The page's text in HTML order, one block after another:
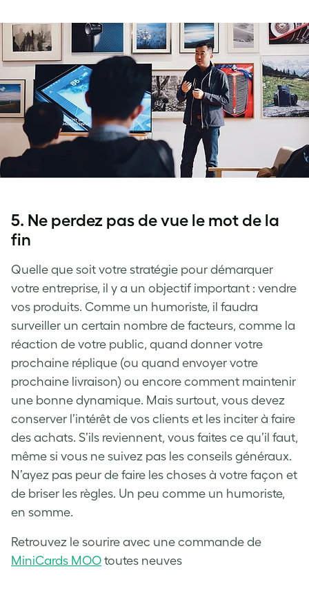
5. Ne perdez pas de vue le mot de la
fin
Quelle que soit votre stratégie pour démarquer
votre entreprise, il y a un objectif important : vendre
vos produits. Comme un humoriste, il faudra
surveiller un certain nombre de facteurs, comme la
réaction de votre public, quand donner votre
prochaine réplique (ou quand envoyer votre
prochaine livraison) ou encore comment maintenir
une bonne dynamique. Mais surtout, vous devez
conserver l’intérêt de vos clients et les inciter à faire
des achats. S’ils reviennent, vous faites ce qu’il faut,
même si vous ne suivez pas les conseils généraux.
N’ayez pas peur de faire les choses à votre façon et
de briser les règles. Un peu comme un humoriste,
en somme.
Retrouvez le sourire avec une commande de
MiniCards MOO toutes neuves